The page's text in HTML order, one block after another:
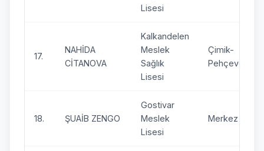
Lisesi
17.
NAHİDA
CİTANOVA
Kalkandelen
Meslek
Sağlık
Lisesi
Çimik-
Pehçevo
18. ŞUAİB ZENGO
Gostivar
Meslek
Lisesi
Merkez Jupa